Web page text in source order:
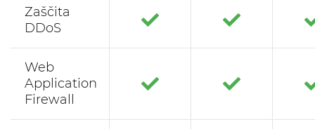
Zaščita
DDoS
Web
Application
Firewall